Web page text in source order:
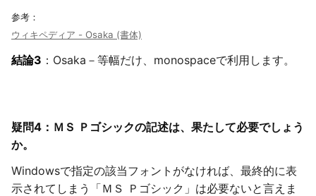
参考：
ウィキペディア - Osaka (書体)
結論3 ：Osaka－等幅だけ、monospaceで利用します。
疑問4：ＭＳ Ｐゴシックの記述は、果たして必要でしょう
か。
Windowsで指定の該当フォントがなければ、最終的に表
示されてしまう「ＭＳ Ｐゴシック」は必要ないと言えま